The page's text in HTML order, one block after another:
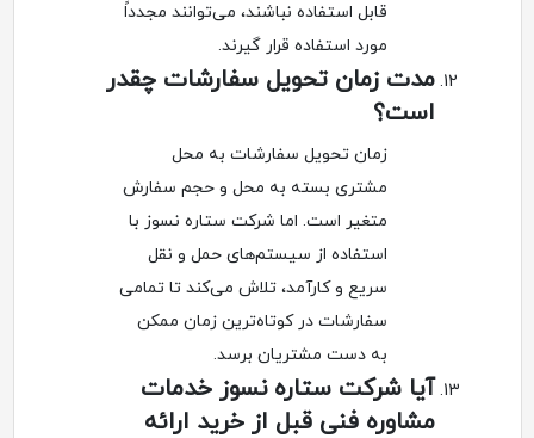
قابل استفاده نباشند، می‌توانند مجدداً
مورد استفاده قرار گیرند.
مدت زمان تحویل سفارشات چقدر
است؟
زمان تحویل سفارشات به محل
مشتری بسته به محل و حجم سفارش
متغیر است. اما شرکت ستاره نسوز با
استفاده از سیستم‌های حمل و نقل
سریع و کارآمد، تلاش می‌کند تا تمامی
سفارشات در کوتاه‌ترین زمان ممکن
به دست مشتریان برسد.
آیا شرکت ستاره نسوز خدمات
مشاوره فنی قبل از خرید ارائه